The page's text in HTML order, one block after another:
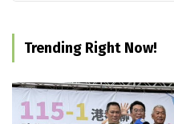
Trending Right Now!